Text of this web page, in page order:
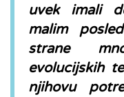
uvek imali
malim
strane
evolucijskih
njihovu